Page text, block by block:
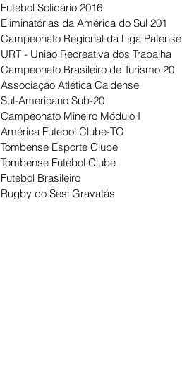
Futebol Solidário 2016
Eliminatórias da América do Sul 201
Campeonato Regional da Liga Patense
URT - União Recreativa dos Trabalha
Campeonato Brasileiro de Turismo 20
Associação Atlética Caldense
Sul-Americano Sub-20
Campeonato Mineiro Módulo I
América Futebol Clube-TO
Tombense Esporte Clube
Tombense Futebol Clube
Futebol Brasileiro
Rugby do Sesi Gravatás